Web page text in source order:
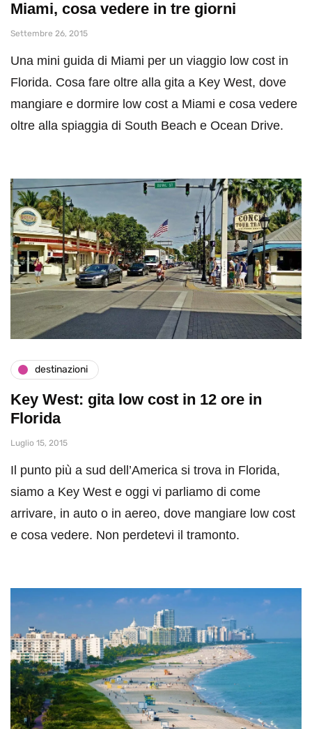
Miami, cosa vedere in tre giorni
Settembre 26, 2015
Una mini guida di Miami per un viaggio low cost in
Florida. Cosa fare oltre alla gita a Key West, dove
mangiare e dormire low cost a Miami e cosa vedere
oltre alla spiaggia di South Beach e Ocean Drive.
destinazioni
Key West: gita low cost in 12 ore in
Florida
Luglio 15, 2015
Il punto più a sud dell’America si trova in Florida,
siamo a Key West e oggi vi parliamo di come
arrivare, in auto o in aereo, dove mangiare low cost
e cosa vedere. Non perdetevi il tramonto.